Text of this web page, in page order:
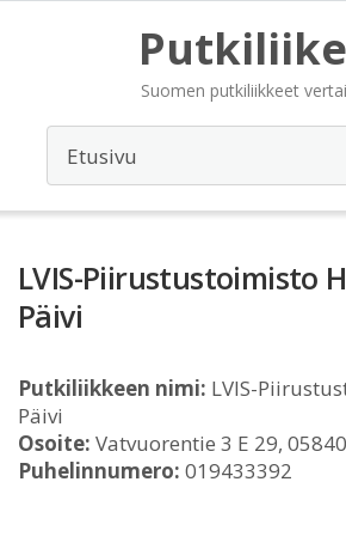
Suomen putkiliikkeet
LVIS-Piirustustoimisto
Päivi
Putkiliikkeen nimi: LVIS-
Päivi
Osoite: Vatvuorentie 3 E 29,
Puhelinnumero: 019433392